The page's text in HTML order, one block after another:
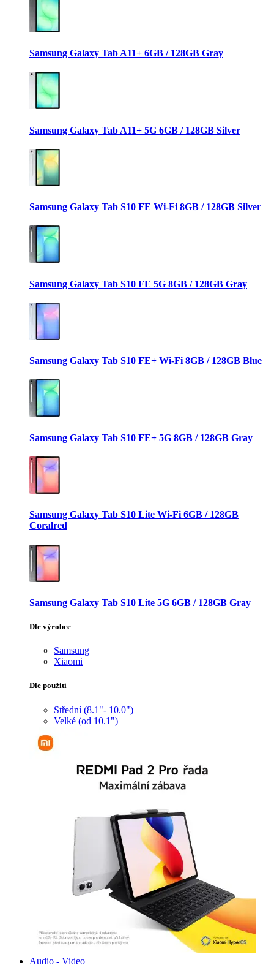
Samsung Galaxy Tab A11+ 6GB / 128GB Gray
Samsung Galaxy Tab A11+ 5G 6GB / 128GB Silver
Samsung Galaxy Tab S10 FE Wi-Fi 8GB / 128GB Silver
Samsung Galaxy Tab S10 FE 5G 8GB / 128GB Gray
Samsung Galaxy Tab S10 FE+ Wi-Fi 8GB / 128GB Blue
Samsung Galaxy Tab S10 FE+ 5G 8GB / 128GB Gray
Samsung Galaxy Tab S10 Lite Wi-Fi 6GB / 128GB
Coralred
Samsung Galaxy Tab S10 Lite 5G 6GB / 128GB Gray
Dle výrobce
Samsung
Xiaomi
Dle použití
Střední (8.1"- 10.0")
Velké (od 10.1")
Audio - Video